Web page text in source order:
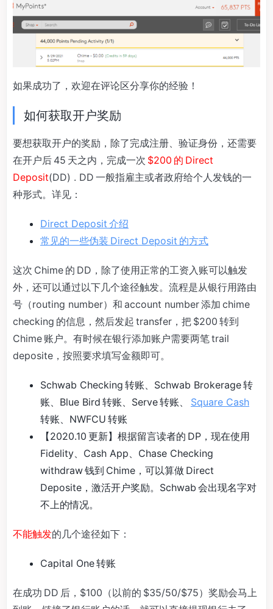
如果成功了，欢迎在评论区分享你的经验！
如何获取开户奖励
要想获取开户的奖励，除了完成注册、验证身份，还需要
在开户后 45 天之内，完成一次 $200 的 Direct
Deposit(DD) . DD 一般指雇主或者政府给个人发钱的一
种形式。详见：
Direct Deposit 介绍
常见的一些伪装 Direct Deposit 的方式
这次 Chime 的 DD，除了使用正常的工资入账可以触发
外，还可以通过以下几个途径触发。流程是从银行用路由
号（routing number）和 account number 添加 chime
checking 的信息，然后发起 transfer，把 $200 转到
Chime 账户。有时候在银行添加账户需要两笔 trail
deposite，按照要求填写金额即可。
Schwab Checking 转账、Schwab Brokerage 转
账、Blue Bird 转账、Serve 转账、 Square Cash
转账、NWFCU 转账
【2020.10 更新】根据留言读者的 DP，现在使用
Fidelity、Cash App、Chase Checking
withdraw 钱到 Chime，可以算做 Direct
Deposite，激活开户奖励。Schwab 会出现名字对
不上的情况。
不能触发的几个途径如下：
Capital One 转账
在成功 DD 后，$100（以前的 $35/50/$75）奖励会马上